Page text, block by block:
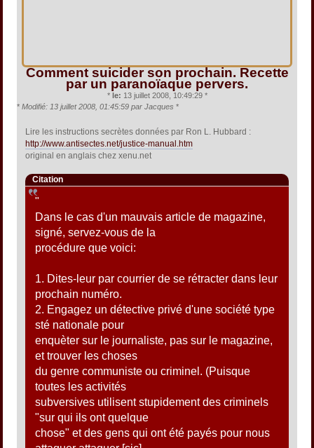
Comment suicider son prochain. Recette
par un paranoïaque pervers.
* le: 13 juillet 2008, 10:49:29 *
* Modifié: 13 juillet 2008, 01:45:59 par Jacques *
Lire les instructions secrètes données par Ron L. Hubbard :
http://www.antisectes.net/justice-manual.htm
original en anglais chez xenu.net
Citation
"
Dans le cas d'un mauvais article de magazine,
signé, servez-vous de la
procédure que voici:
1. Dites-leur par courrier de se rétracter dans leur
prochain numéro.
2. Engagez un détective privé d'une société type
sté nationale pour
enquèter sur le journaliste, pas sur le magazine,
et trouver les choses
du genre communiste ou criminel. (Puisque
toutes les activités
subversives utilisent stupidement des criminels
"sur qui ils ont quelque
chose" et des gens qui ont été payés pour nous